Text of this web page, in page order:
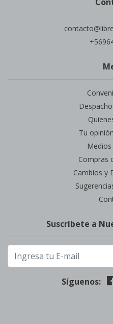
Tu
Compras
Cambios y
Suscríbete a
Síguenos: